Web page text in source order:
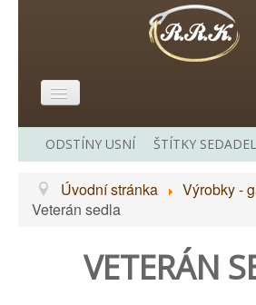
VÝROBKY - GALERIE
ODKAZY
ODSTÍNY USNÍ ŠTÍTKY SEDADEL
Úvodní stránka
Výrobky -
Veterán sedla
VETERÁN